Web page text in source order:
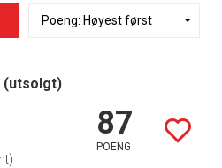
(utsolgt)
87
POENG